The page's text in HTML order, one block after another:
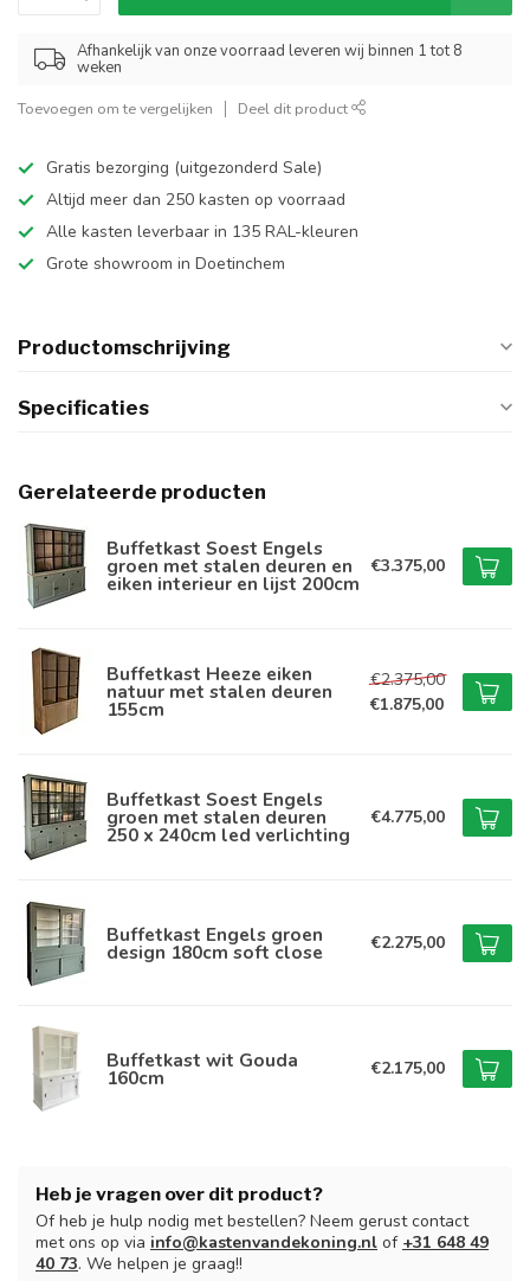
Afhankelijk van onze voorraad leveren wij binnen 1 tot 8
weken
Toevoegen om te vergelijken Deel dit product
Gratis bezorging (uitgezonderd Sale)
Altijd meer dan 250 kasten op voorraad
Alle kasten leverbaar in 135 RAL-kleuren
Grote showroom in Doetinchem
Productomschrijving
Specificaties
Gerelateerde producten
Buffetkast Soest Engels
groen met stalen deuren en
eiken interieur en lijst 200cm
€3.375,00
Buffetkast Heeze eiken
natuur met stalen deuren
155cm
€2.375,00
€1.875,00
Buffetkast Soest Engels
groen met stalen deuren
250 x 240cm led verlichting
€4.775,00
Buffetkast Engels groen
design 180cm soft close €2.275,00
Buffetkast wit Gouda
160cm €2.175,00
Heb je vragen over dit product?
Of heb je hulp nodig met bestellen? Neem gerust contact
met ons op via info@kastenvandekoning.nl of +31 648 49
40 73. We helpen je graag!!